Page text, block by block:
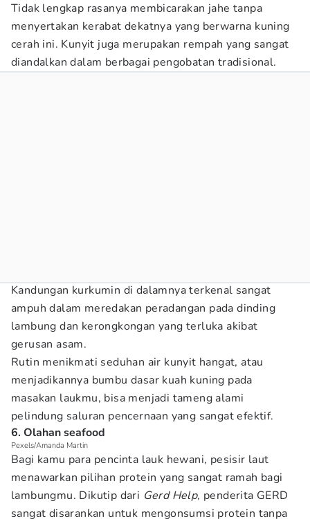
Tidak lengkap rasanya membicarakan jahe tanpa
menyertakan kerabat dekatnya yang berwarna kuning
cerah ini. Kunyit juga merupakan rempah yang sangat
diandalkan dalam berbagai pengobatan tradisional.
Kandungan kurkumin di dalamnya terkenal sangat
ampuh dalam meredakan peradangan pada dinding
lambung dan kerongkongan yang terluka akibat
gerusan asam.
Rutin menikmati seduhan air kunyit hangat, atau
menjadikannya bumbu dasar kuah kuning pada
masakan laukmu, bisa menjadi tameng alami
pelindung saluran pencernaan yang sangat efektif.
6. Olahan seafood
Pexels/Amanda Martin
Bagi kamu para pencinta lauk hewani, pesisir laut
menawarkan pilihan protein yang sangat ramah bagi
lambungmu. Dikutip dari Gerd Help, penderita GERD
sangat disarankan untuk mengonsumsi protein tanpa